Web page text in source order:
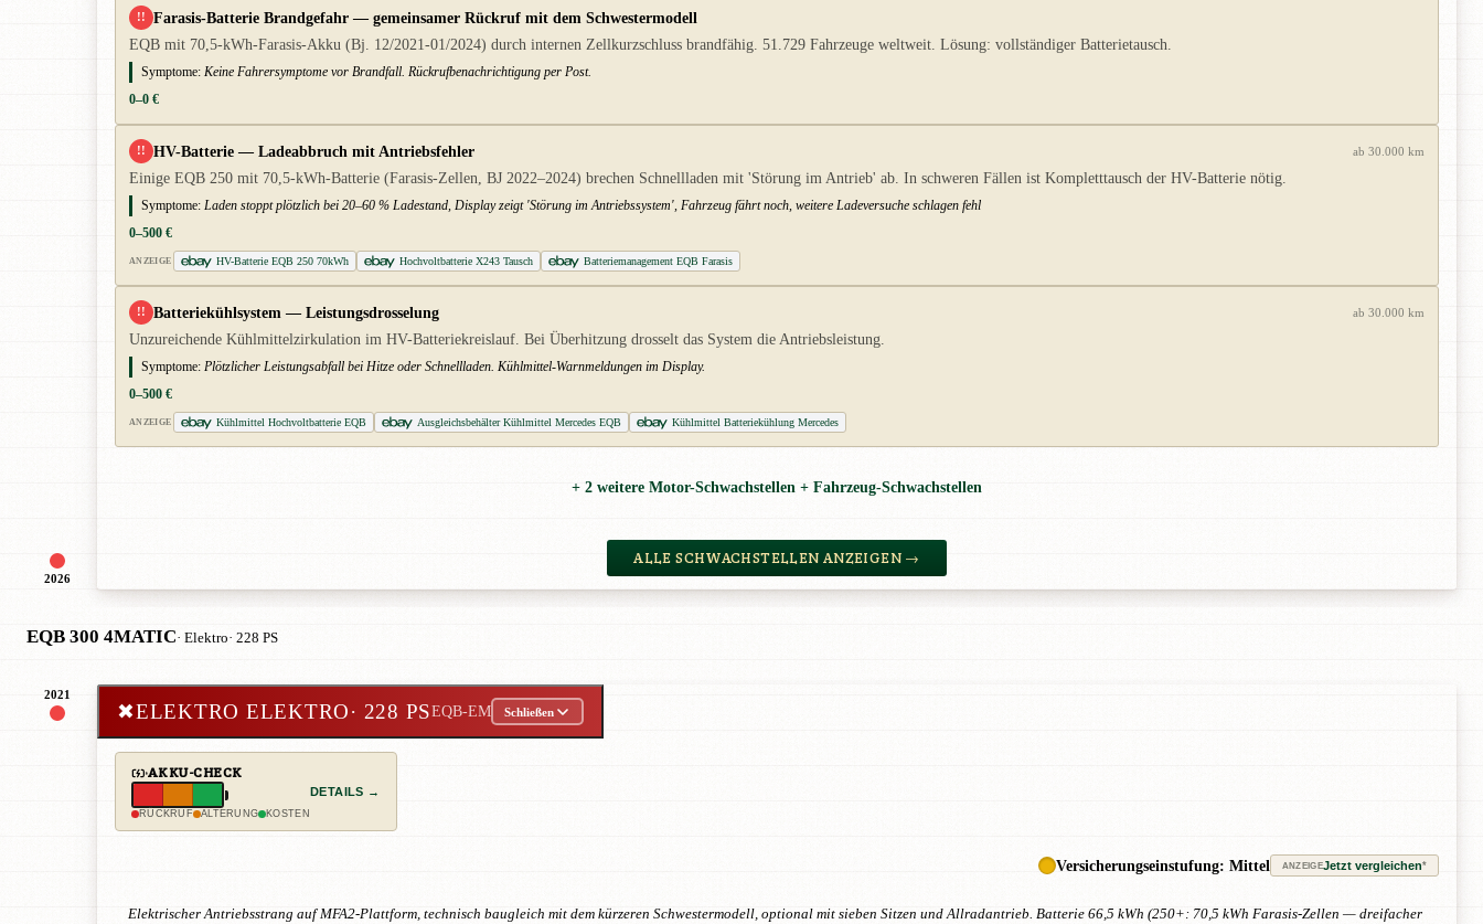
2026
!! Farasis-Batterie Brandgefahr — gemeinsamer Rückruf mit dem Schwestermodell
EQB mit 70,5-kWh-Farasis-Akku (Bj. 12/2021-01/2024) durch internen Zellkurzschluss brandfähig. 51.729 Fahrzeuge weltweit. Lösung: vollständiger Batterietausch.
Symptome: Keine Fahrersymptome vor Brandfall. Rückrufbenachrichtigung per Post.
0–0 €
!! HV-Batterie — Ladeabbruch mit Antriebsfehler ab 30.000 km
Einige EQB 250 mit 70,5-kWh-Batterie (Farasis-Zellen, BJ 2022–2024) brechen Schnellladen mit 'Störung im Antrieb' ab. In schweren Fällen ist Kompletttausch der HV-Batterie nötig.
Symptome: Laden stoppt plötzlich bei 20–60 % Ladestand, Display zeigt 'Störung im Antriebssystem', Fahrzeug fährt noch, weitere Ladeversuche schlagen fehl
0–500 €
ANZEIGE HV-Batterie EQB 250 70kWh Hochvoltbatterie X243 Tausch Batteriemanagement EQB Farasis
!! Batteriekühlsystem — Leistungsdrosselung ab 30.000 km
Unzureichende Kühlmittelzirkulation im HV-Batteriekreislauf. Bei Überhitzung drosselt das System die Antriebsleistung.
Symptome: Plötzlicher Leistungsabfall bei Hitze oder Schnellladen. Kühlmittel-Warnmeldungen im Display.
0–500 €
ANZEIGE Kühlmittel Hochvoltbatterie EQB Ausgleichsbehälter Kühlmittel Mercedes EQB Kühlmittel Batteriekühlung Mercedes
+ 2 weitere Motor-Schwachstellen + Fahrzeug-Schwachstellen
ALLE SCHWACHSTELLEN ANZEIGEN →
EQB 300 4MATIC· Elektro· 228 PS
2021
✖ELEKTRO ELEKTRO· 228 PSEQB-EM Schließen
AKKU-CHECK
RÜCKRUF ALTERUNG KOSTEN
DETAILS →
Versicherungseinstufung: Mittel ANZEIGEJetzt vergleichen*
Elektrischer Antriebsstrang auf MFA2-Plattform, technisch baugleich mit dem kürzeren Schwestermodell, optional mit sieben Sitzen und Allradantrieb. Batterie 66,5 kWh (250+: 70,5 kWh Farasis-Zellen — dreifacher